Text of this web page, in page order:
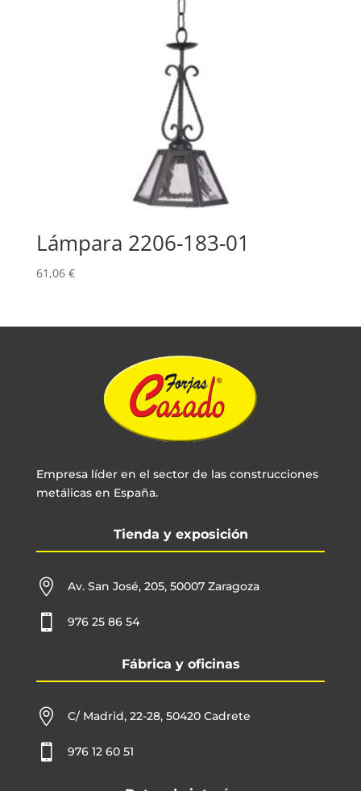
Lámpara 2206-183-01
61,06 €
Empresa líder en el sector de las construcciones
metálicas en España.
Tienda y exposición
 Av. San José, 205, 50007 Zaragoza
 976 25 86 54
Fábrica y oficinas
 C/ Madrid, 22-28, 50420 Cadrete
 976 12 60 51